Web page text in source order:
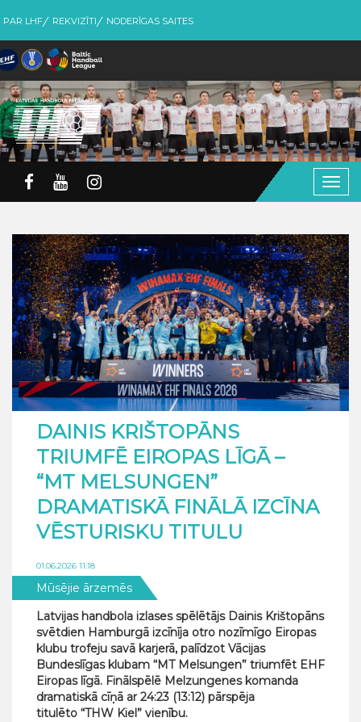
PAR LHF REKVIZĪTI NODERĪGAS SAITES
DAINIS KRIŠTOPĀNS
TRIUMFĒ EIROPAS LĪGĀ –
“MT MELSUNGEN”
DRAMATISKĀ FINĀLĀ IZCĪNA
VĒSTURISKU TITULU
01.06.2026 11:18
Mūsējie ārzemēs
Latvijas handbola izlases spēlētājs Dainis Krištopāns
svētdien Hamburgā izcīnīja otro nozīmīgo Eiropas
klubu trofeju savā karjerā, palīdzot Vācijas
Bundeslīgas klubam “MT Melsungen” triumfēt EHF
Eiropas līgā. Finālspēlē Melzungenes komanda
dramatiskā cīņā ar 24:23 (13:12) pārspēja
titulēto “THW Kiel” vienību.